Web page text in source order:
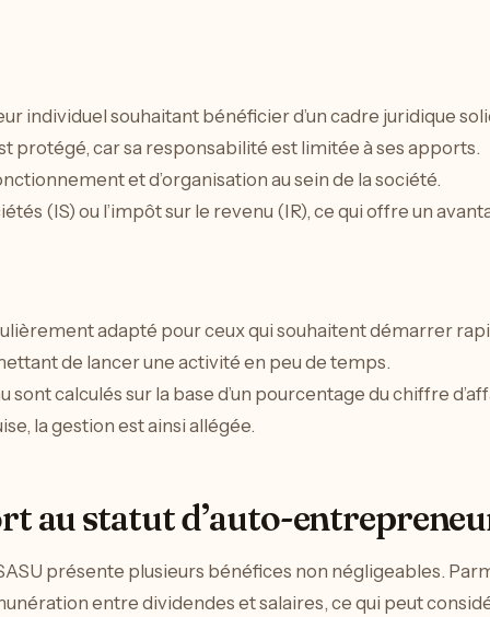
individuel souhaitant bénéficier d’un cadre juridique
protégé, car sa responsabilité est limitée à ses apports.
et d’organisation au sein de la société.
(IS) ou l’impôt sur le revenu (IR), ce qui offre un
adapté pour ceux qui souhaitent démarrer
de lancer une activité en peu de temps.
calculés sur la base d’un pourcentage du chiffre
la gestion est ainsi allégée.
au statut d’auto-
présente plusieurs bénéfices non négligeables.
entre dividendes et salaires, ce qui peut